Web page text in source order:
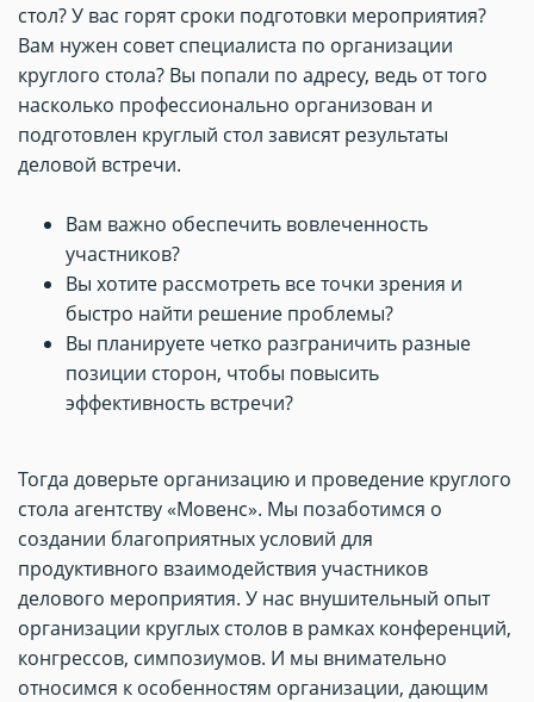
стол? У вас горят сроки подготовки мероприятия?
Вам нужен совет специалиста по организации
круглого стола? Вы попали по адресу, ведь от того
насколько профессионально организован и
подготовлен круглый стол зависят результаты
деловой встречи.
Вам важно обеспечить вовлеченность
участников?
Вы хотите рассмотреть все точки зрения и
быстро найти решение проблемы?
Вы планируете четко разграничить разные
позиции сторон, чтобы повысить
эффективность встречи?
Тогда доверьте организацию и проведение круглого
стола агентству «Мовенс». Мы позаботимся о
создании благоприятных условий для
продуктивного взаимодействия участников
делового мероприятия. У нас внушительный опыт
организации круглых столов в рамках конференций,
конгрессов, симпозиумов. И мы внимательно
относимся к особенностям организации, дающим